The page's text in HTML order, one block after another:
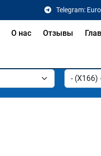
Telegram:
О нас Отзывы